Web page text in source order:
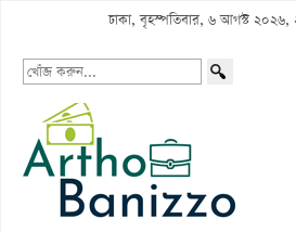
ঢাকা, বৃহস্পতিবার, ৬ আগস্ট ২০২৬,